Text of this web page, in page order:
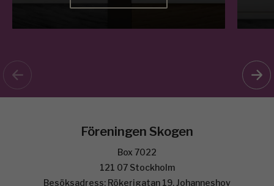
Föreningen Skogen
Box 7022
121 07 Stockholm
Besöksadress: Rökerigatan 19, Johanneshov